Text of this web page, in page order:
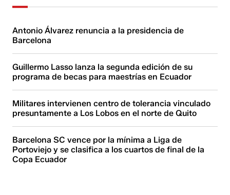
Antonio Álvarez renuncia a la presidencia de
Barcelona
Guillermo Lasso lanza la segunda edición de su
programa de becas para maestrías en Ecuador
Militares intervienen centro de tolerancia vinculado
presuntamente a Los Lobos en el norte de Quito
Barcelona SC vence por la mínima a Liga de
Portoviejo y se clasifica a los cuartos de final de la
Copa Ecuador